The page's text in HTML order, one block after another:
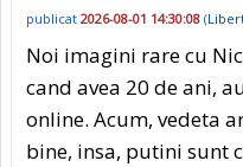
publicat 2026-08-01 14:30:08 (
Noi imagini rare cu
cand avea 20 de ani,
online. Acum, vedeta
bine, insa, putini sunt